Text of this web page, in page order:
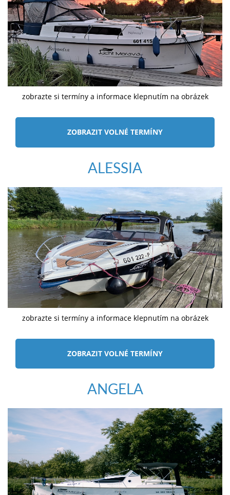
zobrazte si termíny a informace klepnutím na obrázek
ZOBRAZIT VOLNÉ TERMÍNY
ALESSIA
zobrazte si termíny a informace klepnutím na obrázek
ZOBRAZIT VOLNÉ TERMÍNY
ANGELA